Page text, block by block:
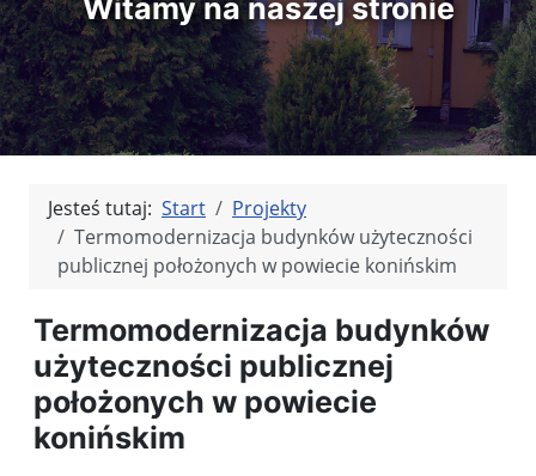
Witamy na naszej stronie
Jesteś tutaj: Start
Projekty
Termomodernizacja budynków użyteczności
publicznej położonych w powiecie konińskim
Termomodernizacja budynków
użyteczności publicznej
położonych w powiecie
konińskim